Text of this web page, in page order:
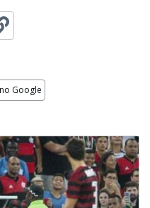
Google